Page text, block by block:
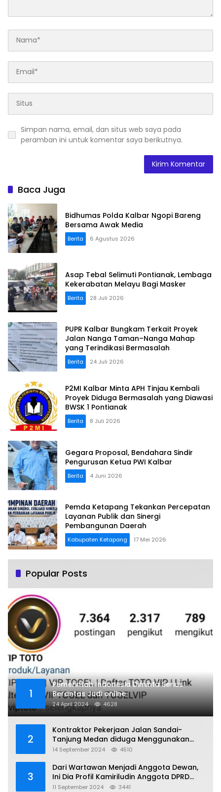
Simpan nama, email, dan situs web saya pada
peramban ini untuk komentar saya berikutnya.
Baca Juga
Bidhumas Polda Kalbar Ngopi Bareng
Bersama Awak Media
Berita 6 Agustus 2026
Asap Tebal Selimuti Pontianak, Lembaga
Kekerabatan Melayu Bagi Masker
Berita 28 Juli 2026
PUPR Kalbar Bungkam Terkait Proyek
Jalan Nanga Taman–Nanga Mahap
yang Terindikasi Bermasalah
Berita 24 Juli 2026
P2MI Kalbar Minta APH Tinjau Kembali
Proyek Diduga Bermasalah yang Diawasi
BWSK 1 Pontianak
Berita 8 Juli 2026
Gegara Proposal, Bendahara Sindir
Pengurusan Ketua PWI Kalbar
Berita 4 Juni 2026
Pemda Ketapang Tekankan Percepatan
Layanan Publik dan Sinergi
Pembangunan Daerah
Kabupaten Ketapang 17 Mei 2026
Popular Posts
1
Pemerintah Indonesia Diminta Serius
Berantas Judi online
24 April 2024 4628
2
Kontraktor Pekerjaan Jalan Sandai-
Tanjung Medan diduga Menggunakan
Matrial Tanah tak Berizin Resmi
14 September 2024 4510
3
Dari Wartawan Menjadi Anggota Dewan,
Ini Dia Profil Kamiriludin Anggota DPRD
Dapil 1 KKU
11 September 2024 3441